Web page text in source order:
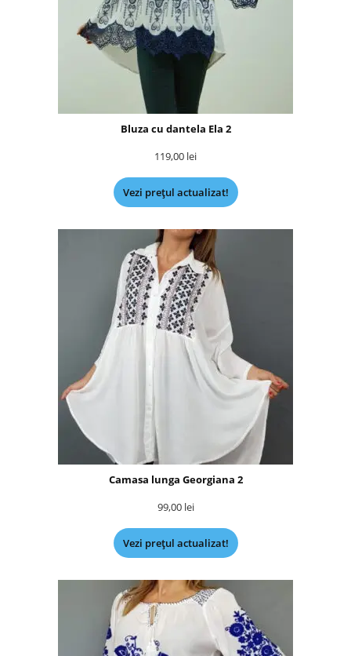
Bluza cu dantela Ela 2
119,00 lei
Vezi prețul actualizat!
Camasa lunga Georgiana 2
99,00 lei
Vezi prețul actualizat!